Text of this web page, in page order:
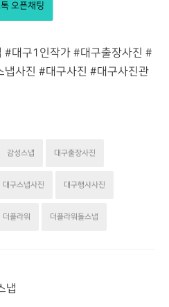
오픈채팅
#대구1인작가 #대구출장사진 #
사진 #대구사진 #대구사진관
감성스냅 대구출장사진
대구스냅사진 대구행사사진
더플라워 더플라워돌스냅
냅